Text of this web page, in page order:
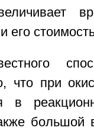
его
что при
в
большой